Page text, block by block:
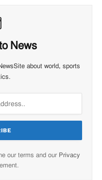
News
about world, sports
our terms and our Privacy